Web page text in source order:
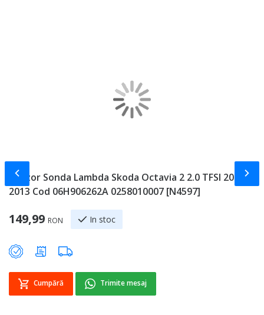
Senzor Sonda Lambda Skoda Octavia 2 2.0 TFSI 2004 -
2013 Cod 06H906262A 0258010007 [N4597]
149,99 RON In stoc
Cumpără Trimite mesaj
Slide-ul anterior